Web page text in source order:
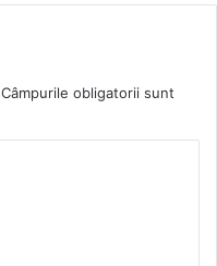
Câmpurile obligatorii sunt